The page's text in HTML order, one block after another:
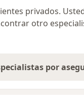
privados.
otro
por